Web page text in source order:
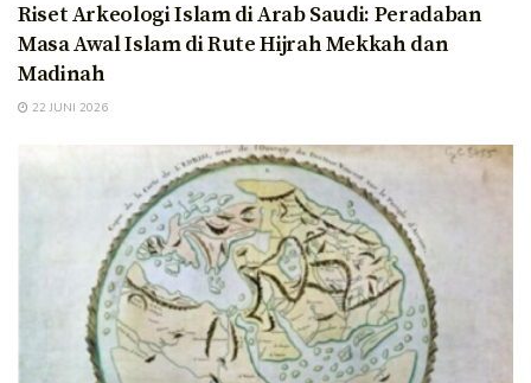
Riset Arkeologi Islam di Arab Saudi: Peradaban
Masa Awal Islam di Rute Hijrah Mekkah dan
Madinah
22 JUNI 2026